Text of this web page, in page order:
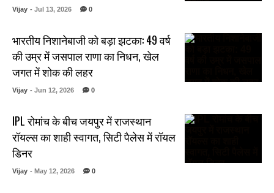
Vijay - Jul 13, 2026 0
भारतीय निशानेबाजी को बड़ा झटका: 49 वर्ष
की उम्र में जसपाल राणा का निधन, खेल
जगत में शोक की लहर
Vijay - Jun 12, 2026 0
IPL रोमांच के बीच जयपुर में राजस्थान
रॉयल्स का शाही स्वागत, सिटी पैलेस में रॉयल
डिनर
Vijay - May 12, 2026 0